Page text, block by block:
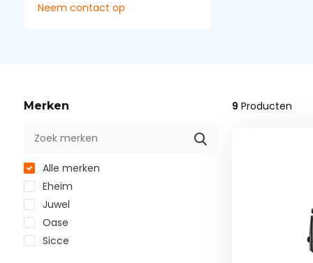
Neem contact op
Merken
Alle merken
Eheim
Juwel
Oase
Sicce
9 Producten